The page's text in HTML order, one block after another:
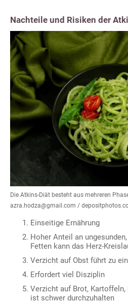
Nachteile und Risiken der
Die Atkins-Diät besteht aus mehreren
azra.hodza@gmail.com /
Einseitige Ernährung
Hoher Anteil an
Fetten kann das Herz-
Verzicht auf Obst führt zu
Erfordert viel Disziplin
Verzicht auf Brot, Kartoffeln,
ist schwer durchzuhalten